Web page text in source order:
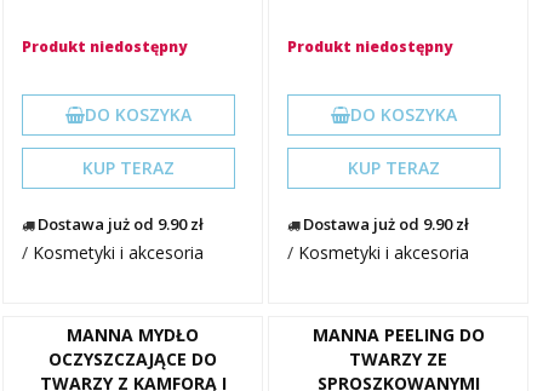
Produkt niedostępny
DO KOSZYKA
KUP TERAZ
Dostawa już od 9.90 zł
/ Kosmetyki i akcesoria
Produkt niedostępny
DO KOSZYKA
KUP TERAZ
Dostawa już od 9.90 zł
/ Kosmetyki i akcesoria
MANNA MYDŁO
OCZYSZCZAJĄCE DO
TWARZY Z KAMFORĄ I
MANNA PEELING DO
TWARZY ZE
SPROSZKOWANYMI